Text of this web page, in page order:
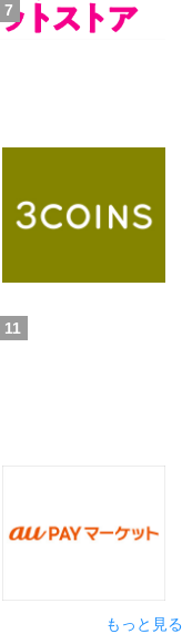
ONLINE STORE（パル
クローゼットオンライ
7
1%還元
11
0.5% 還元
もっと見る